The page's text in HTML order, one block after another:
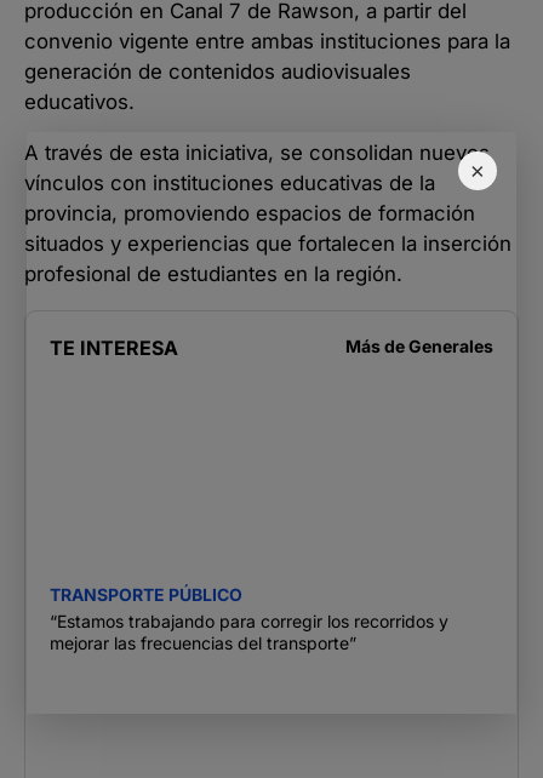
×
producción en Canal 7 de Rawson, a partir del
convenio vigente entre ambas instituciones para la
generación de contenidos audiovisuales
educativos.
A través de esta iniciativa, se consolidan nuevos
vínculos con instituciones educativas de la
provincia, promoviendo espacios de formación
situados y experiencias que fortalecen la inserción
profesional de estudiantes en la región.
TE INTERESA Más deGenerales
TRANSPORTE PÚBLICO
“Estamos trabajando para corregir los recorridos y
mejorar las frecuencias del transporte”